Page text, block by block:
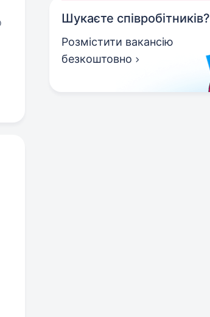
Шукаєте співробітників?
Розмістити вакансію
безкоштовно